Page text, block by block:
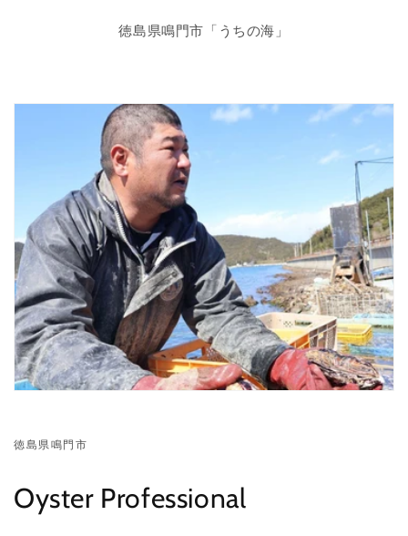
徳島県鳴門市「うちの海」
徳島県鳴門市
Oyster Professional